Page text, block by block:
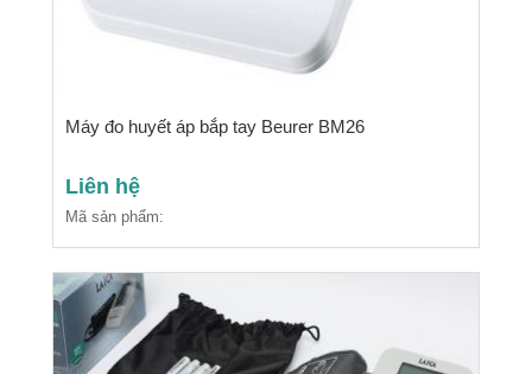
Máy đo huyết áp bắp tay Beurer BM26
Liên hệ
Mã sản phẩm: